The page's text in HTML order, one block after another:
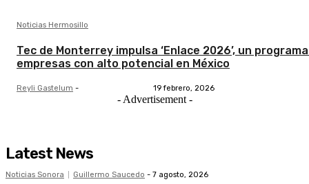
Noticias Hermosillo
Tec de Monterrey impulsa ‘Enlace 2026’, un
empresas con alto potencial en México
Reyli Gastelum - 19 febrero, 2026
- Advertisement -
Latest News
Noticias Sonora Guillermo Saucedo - 7 agosto, 2026